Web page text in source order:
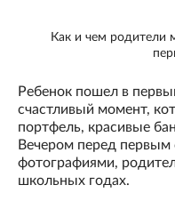
Как и чем родители
Ребенок пошел в
счастливый момент,
портфель, красивые
Вечером перед первым
фотографиями,
школьных годах.